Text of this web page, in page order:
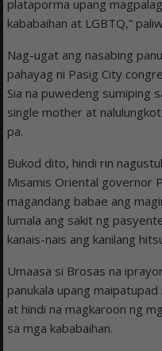
plataporma upang
kababaihan at LGBTQ,”
Nag-ugat ang nasabing
pahayag ni Pasig City
Sia na puwedeng sumiping
single mother at
pa.
Bukod dito, hindi rin
Misamis Oriental governor
magandang babae ang
lumala ang sakit ng
kanais-nais ang kanilang
Umaasa si Brosas na
panukala upang
at hindi na magkaroon ng
sa mga kababaihan.